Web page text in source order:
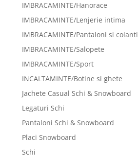
IMBRACAMINTE/Hanorace
IMBRACAMINTE/Lenjerie intima
IMBRACAMINTE/Pantaloni si colanti
IMBRACAMINTE/Salopete
IMBRACAMINTE/Sport
INCALTAMINTE/Botine si ghete
Jachete Casual Schi & Snowboard
Legaturi Schi
Pantaloni Schi & Snowboard
Placi Snowboard
Schi